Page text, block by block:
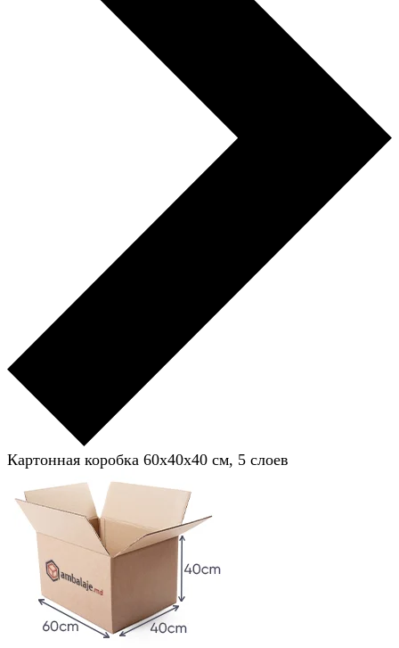
Картонная коробка 60x40x40 см, 5 слоев